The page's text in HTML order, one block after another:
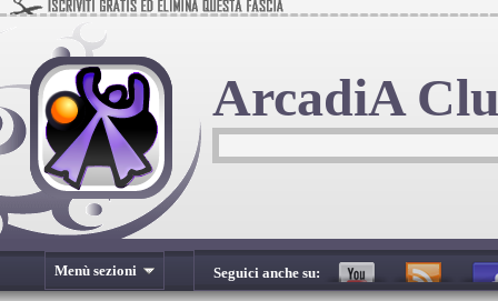
ArcadiA
Menù sezioni Seguici anche su: